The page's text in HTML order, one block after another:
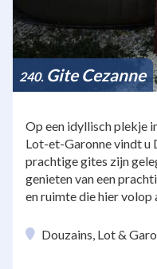
240 Gite Cezanne
Op een idyllisch plekje
Lot-et-Garonne vindt u
prachtige gites zijn
genieten van een
en ruimte die hier volop
Douzains, Lot &